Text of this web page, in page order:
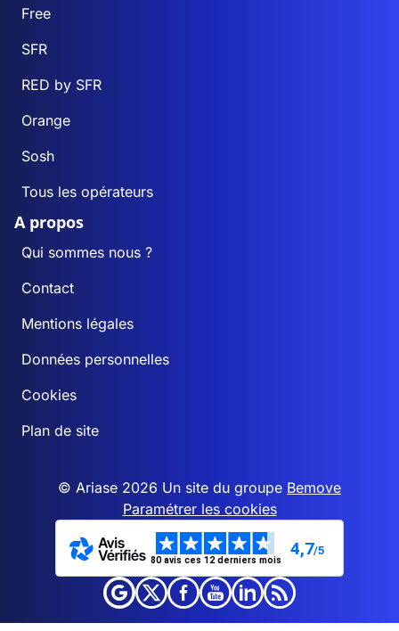
Free
SFR
RED by SFR
Orange
Sosh
Tous les opérateurs
A propos
Qui sommes nous ?
Contact
Mentions légales
Données personnelles
Cookies
Plan de site
© Ariase 2026 Un site du groupe Bemove
Paramétrer les cookies
80 avis ces 12 derniers mois
4,7/5